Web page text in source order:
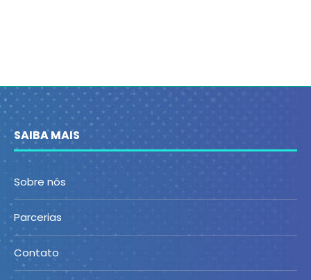
SAIBA MAIS
Sobre nós
Parcerias
Contato